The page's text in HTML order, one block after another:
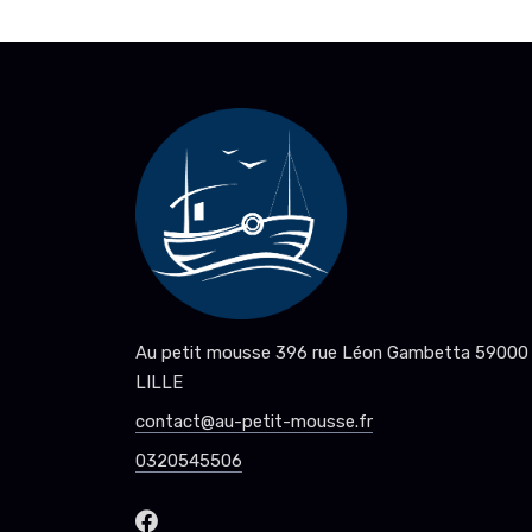
Au petit mousse 396 rue Léon Gambetta 59000
LILLE
contact@au-petit-mousse.fr
0320545506